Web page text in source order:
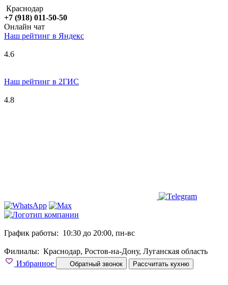
Краснодар
+7 (918) 011-50-50
Онлайн чат
Наш рейтинг в Яндекс
4.6
Наш рейтинг в 2ГИС
4.8
График работы: 10:30 до 20:00, пн-вс
Филиалы: Краснодар, Ростов-на-Дону, Луганская область
Избранное
Обратный звонок Рассчитать кухню